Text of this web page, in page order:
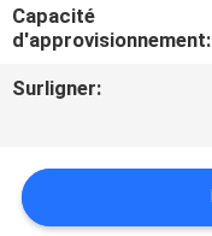
DEMANDEZ
UNE
PLAN
Capacité
d'approvisionnement:
Surligner: